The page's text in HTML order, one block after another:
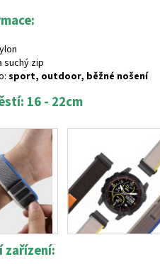
suchý zip
sport, outdoor, běžné nošení
16 - 22cm
zařízení: